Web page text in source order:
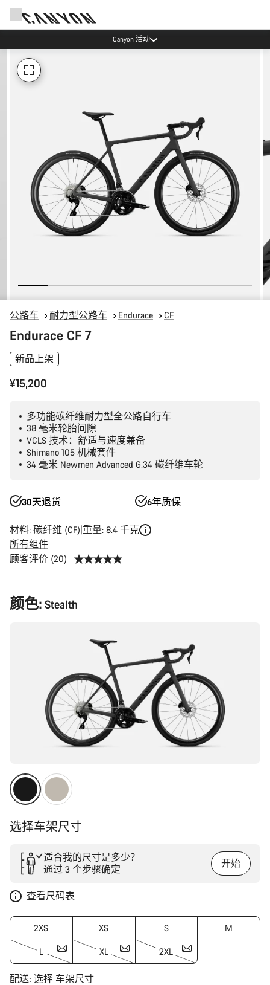
Canyon 活动
公路车 耐力型公路车 Endurace CF
Endurace CF 7
新品上架
¥15,200
多功能碳纤维耐力型全公路自行车
38 毫米轮胎间隙
VCLS 技术：舒适与速度兼备
Shimano 105 机械套件
34 毫米 Newmen Advanced G.34 碳纤维车轮
30天退货 6年质保
材料: 碳纤维 (CF) 重量: 8.4 千克
所有组件
顾客评价 (20)
产
品
颜色: Stealth
选择车架尺寸
适合我的尺寸是多少？
通过 3 个步骤确定
开始
查看尺码表
2XS XS S M
L XL 2XL
配送: 选择 车架尺寸